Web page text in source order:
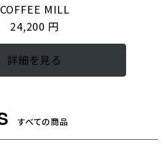
COFFEE MILL
24,200 円
詳細を見る
すべての商品